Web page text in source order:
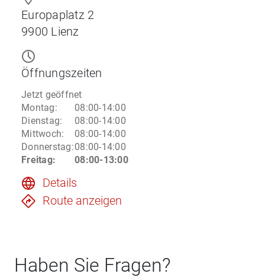
Europaplatz 2
9900 Lienz
Öffnungszeiten
Jetzt geöffnet
Montag:
08:00-14:00
Dienstag:
08:00-14:00
Mittwoch:
08:00-14:00
Donnerstag:08:00-14:00
Freitag: 08:00-13:00
Details
Route anzeigen
Haben Sie Fragen?